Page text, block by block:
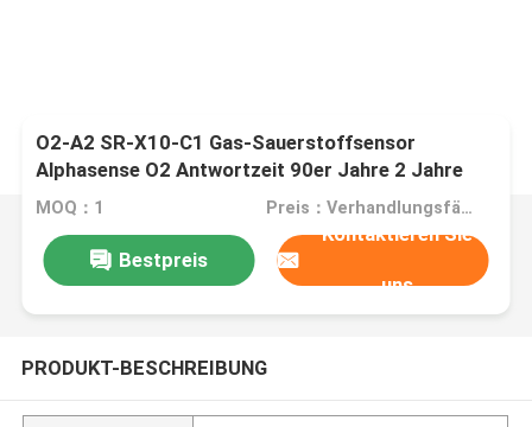
O2-A2 SR-X10-C1 Gas-Sauerstoffsensor
Alphasense O2 Antwortzeit 90er Jahre 2 Jahre
Lebensdauer
MOQ：1 Preis：Verhandlungsfähig
Bestpreis
Kontaktieren Sie
uns
PRODUKT-BESCHREIBUNG